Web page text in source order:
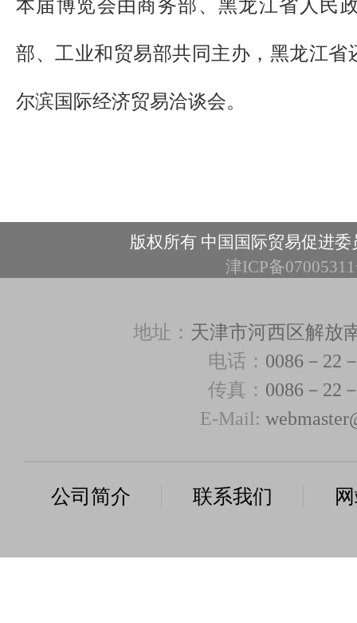
本届博览会由商务部、黑龙江省人民
部、工业和贸易部共同主办，黑龙江省
尔滨国际经济贸易洽谈会。
版权所有 中国国际贸易促进
津ICP备
地址： 天津市河西区解放
电话： 0086－22
传真： 0086－22
E-Mail:
公司简介 联系我们